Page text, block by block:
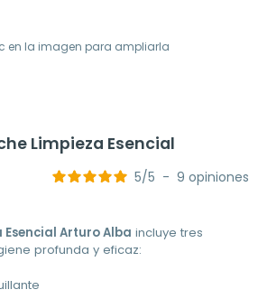
en la imagen para ampliarla
Limpieza Esencial
5/5 - 9 opiniones
Esencial Arturo Alba incluye tres
profunda y eficaz: